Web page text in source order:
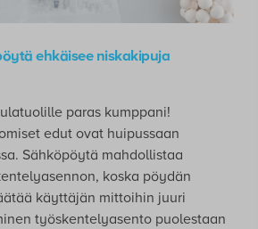
ehkäisee niskakipuja
paras kumppani!
edut ovat huipussaan
Sähköpöytä mahdollistaa
koska pöydän
käyttäjän mittoihin juuri
työskentelyasento puolestaan